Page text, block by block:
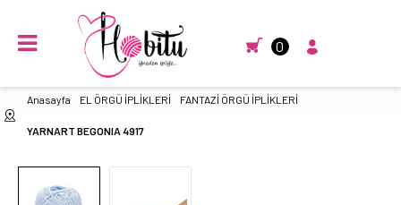
0
Anasayfa EL ÖRGÜ İPLİKLERİ FANTAZİ ÖRGÜ İPLİKLERİ
YARNART BEGONIA 4917